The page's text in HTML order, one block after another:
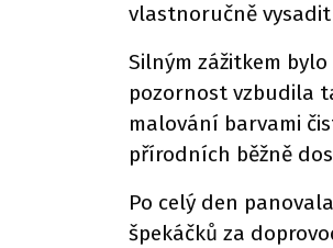
vlastnoručně
Silným zážitkem
pozornost vzbudila
malování barvami
přírodních běžně
Po celý den
špekáčků za